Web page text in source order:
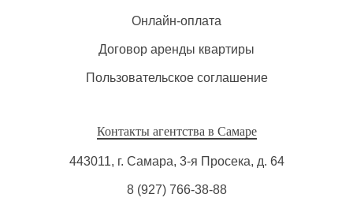
Онлайн-оплата
Договор аренды квартиры
Пользовательское соглашение
Контакты агентства в Самаре
443011, г. Самара, 3-я Просека, д. 64
8 (927) 766-38-88